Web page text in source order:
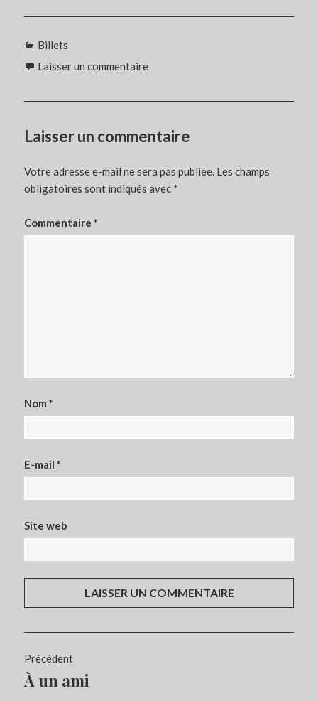
Catégories
Billets
Laisser un commentaire
Laisser un commentaire
Votre adresse e-mail ne sera pas publiée. Les champs
obligatoires sont indiqués avec *
Commentaire*
Nom*
E-mail*
Site web
Navigation
de
l’article
Précédent
Article
À un ami